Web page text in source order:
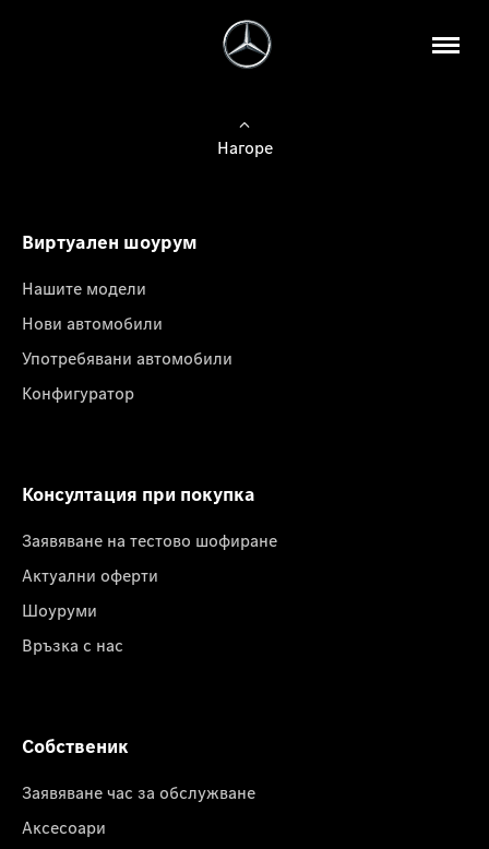
Нагоре
Виртуален шоурум
Нашите модели
Нови автомобили
Употребявани автомобили
Конфигуратор
Консултация при покупка
Заявяване на тестово шофиране
Актуални оферти
Шоуруми
Връзка с нас
Собственик
Заявяване час за обслужване
Аксесоари